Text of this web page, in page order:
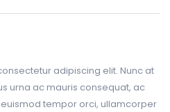
adipiscing elit. Nunc at
urna ac mauris consequat, ac
tempor orci, ullamcorper